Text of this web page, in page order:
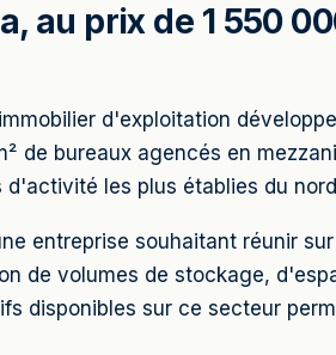
au prix de 1 550
d'exploitation
de bureaux agencés en
les plus établies du
entreprise souhaitant réunir
de volumes de stockage,
disponibles sur ce secteur